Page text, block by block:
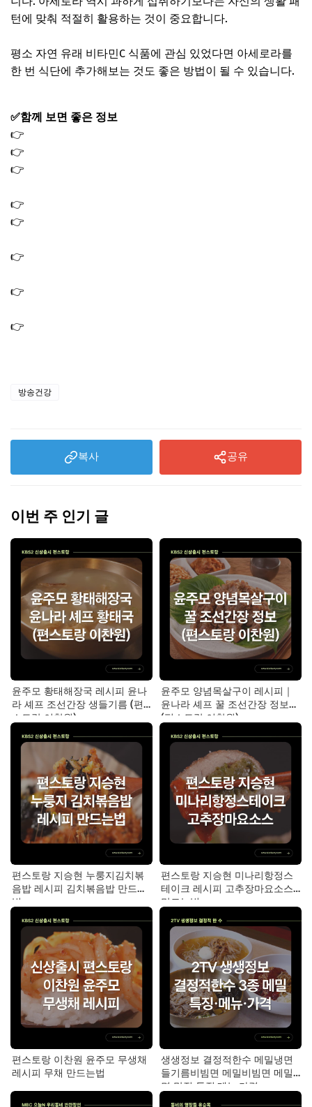
턴에 맞춰 적절히 활용하는 것이 중요합니다.
평소 자연 유래 비타민C 식품에 관심 있었다면 아세로라를
한 번 식단에 추가해보는 것도 좋은 방법이 될 수 있습니다.
✅함께 보면 좋은 정보
👉
👉
👉
👉
👉
👉
👉
👉
방송건강
복사 공유
이번 주 인기 글
윤주모 황태해장국 레시피 윤나
라 셰프 조선간장 생들기름 (편
스토랑 이찬원)
윤주모 양념목살구이 레시피｜
윤나라 셰프 꿀 조선간장 정보
(편스토랑 이찬원)
편스토랑 지승현 누룽지김치볶
음밥 레시피 김치볶음밥 만드는
법
편스토랑 지승현 미나리항정스
테이크 레시피 고추장마요소스
만드는법
편스토랑 이찬원 윤주모 무생채
레시피 무채 만드는법
생생정보 결정적한수 메밀냉면
들기름비빔면 메밀비빔면 메밀
면 맛집 특징·메뉴·가격